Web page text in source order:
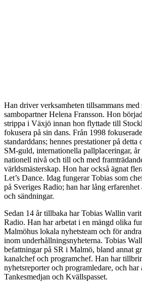
Han driver verksamheten tillsammans med
sambopartner Helena Fransson. Hon
strippa i Växjö innan hon flyttade till
fokusera på sin dans. Från 1998
standarddans; hennes prestationer på
SM-guld, internationella pallplaceringar, år
nationell nivå och till och med
världsmästerskap. Hon har också ägnat
Let’s Dance. Idag fungerar Tobias som
på Sveriges Radio; han har lång
och sändningar.
Sedan 14 år tillbaka har Tobias Wallin
Radio. Han har arbetat i en mängd olika
Malmöhus lokala nyhetsteam och för
inom underhållningsnyheterna. Tobias
befattningar på SR i Malmö, bland annat
kanalchef och programchef. Han har
nyhetsreporter och programledare, och har
Tankesmedjan och Kvällspasset.